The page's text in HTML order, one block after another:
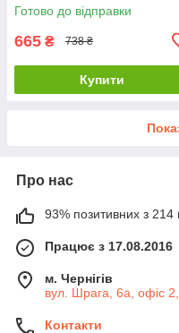
Готово до відправки
665 ₴ 738 ₴
Купити
Про нас
93% позитивних з 214
Працює з 17.08.2016
м. Чернігів
вул. Шрага, 6а, офіс 2,
Контакти